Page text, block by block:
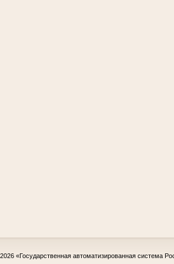
«Государственная автоматизированная система